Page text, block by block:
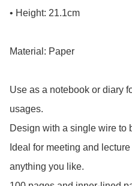
• Height: 21.1cm
Material: Paper
Use as a notebook or diary
usages.
Design with a single wire to
Ideal for meeting and
anything you like.